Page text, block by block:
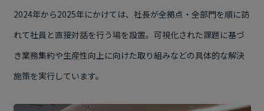
2024年から2025年にかけては、社長が全拠点・全部門を順に訪
れて社員と直接対話を行う場を設置。可視化された課題に基づ
き業務集約や生産性向上に向けた取り組みなどの具体的な解決
施策を実行しています。